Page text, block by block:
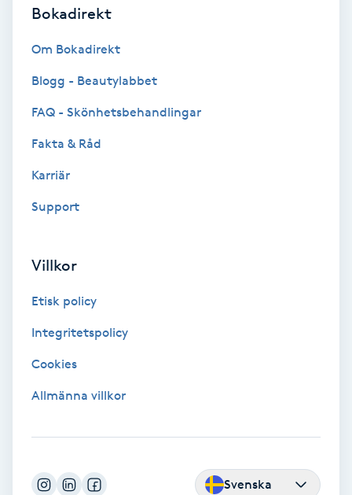
Triggerpunktsmassage
Trådning
Tvätt & Fön
Vaccination
Vaxning
Vaxning brasiliansk
Vinyasa Yoga
Bokadirekt
Om Bokadirekt
Blogg - Beautylabbet
FAQ - Skönhetsbehandlingar
Fakta & Råd
Karriär
Support
Villkor
Etisk policy
Integritetspolicy
Cookies
Allmänna villkor
Svenska